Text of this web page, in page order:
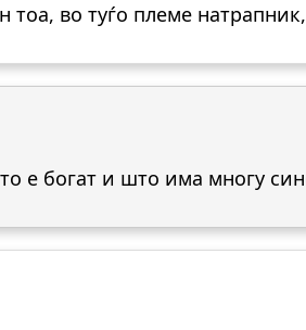
тоа, во туѓо племе натрапник,
е богат и што има многу